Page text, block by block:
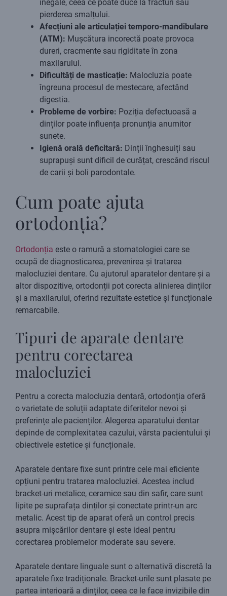
inegale, ceea ce poate duce la fracturi sau
pierderea smalțului.
Afecțiuni ale articulației temporo-mandibulare
(ATM): Mușcătura incorectă poate provoca
dureri, cracmente sau rigiditate în zona
maxilarului.
Dificultăți de masticație: Malocluzia poate
îngreuna procesul de mestecare, afectând
digestia.
Probleme de vorbire: Poziția defectuoasă a
dinților poate influența pronunția anumitor
sunete.
Igienă orală deficitară: Dinții înghesuiți sau
suprapuși sunt dificil de curățat, crescând riscul
de carii și boli parodontale.
Cum poate ajuta
ortodonția?
Ortodonția este o ramură a stomatologiei care se
ocupă de diagnosticarea, prevenirea și tratarea
malocluziei dentare. Cu ajutorul aparatelor dentare și a
altor dispozitive, ortodonții pot corecta alinierea dinților
și a maxilarului, oferind rezultate estetice și funcționale
remarcabile.
Tipuri de aparate dentare
pentru corectarea
malocluziei
Pentru a corecta malocluzia dentară, ortodonția oferă
o varietate de soluții adaptate diferitelor nevoi și
preferințe ale pacienților. Alegerea aparatului dentar
depinde de complexitatea cazului, vârsta pacientului și
obiectivele estetice și funcționale.
Aparatele dentare fixe sunt printre cele mai eficiente
opțiuni pentru tratarea malocluziei. Acestea includ
bracket-uri metalice, ceramice sau din safir, care sunt
lipite pe suprafața dinților și conectate printr-un arc
metalic. Acest tip de aparat oferă un control precis
asupra mișcărilor dentare și este ideal pentru
corectarea problemelor moderate sau severe.
Aparatele dentare linguale sunt o alternativă discretă la
aparatele fixe tradiționale. Bracket-urile sunt plasate pe
partea interioară a dinților, ceea ce le face invizibile din